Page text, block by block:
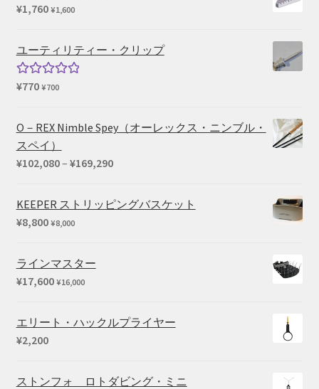
¥1,760 ¥1,600
ユーティリティー・クリップ
5段階中
¥770 ¥700
O－REX Nimble Spey（オーレックス・ニンブル・
スペイ）
¥102,080– ¥169,290価
帯:
KEEPER ストリッピングバスケット
¥8,800 ¥8,000
ラインマスター
¥17,600 ¥16,000
エリート・ハックルプライヤー
¥2,200
ストンフォ ロトダビング・ミニ